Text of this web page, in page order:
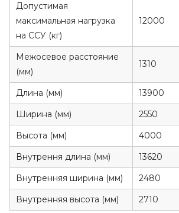
Допустимая
максимальная нагрузка
на ССУ (кг)
12000
Межосевое расстояние
(мм)
1310
Длина (мм)
13900
Ширина (мм)
2550
Высота (мм)
4000
Внутрення длина (мм)
13620
Внутренняя ширина (мм)
2480
Внутренняя высота (мм)
2710